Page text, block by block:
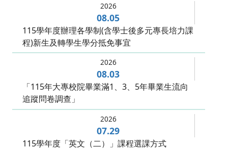
2026
08.05
115學年度辦理各學制(含學士後多元專長培力課
程)新生及轉學生學分抵免事宜
2026
08.03
「115年大專校院畢業滿1、3、5年畢業生流向
追蹤問卷調查」
2026
07.29
115學年度「英文（二）」課程選課方式